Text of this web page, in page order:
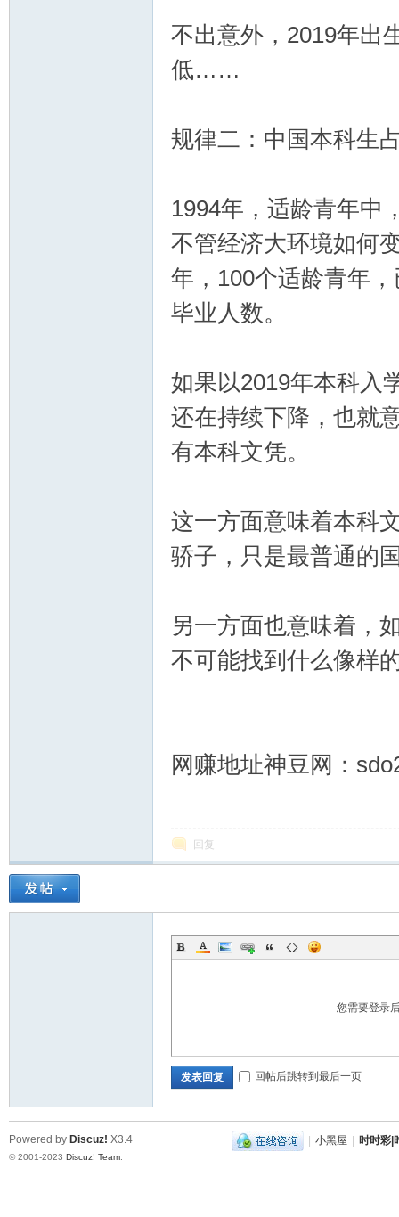
28
不出意外，2019年出
低……
规律二：中国本科生
1994年，适龄青年中
不管经济大环境如何
年，100个适龄青年
毕业人数。
如果以2019年本科入
还在持续下降，也就
有本科文凭。
这一方面意味着本科
骄子，只是最普通的
另一方面也意味着，
不可能找到什么像样
网赚地址神豆网：
回复
您需要登录
发表回复 回帖后跳转到最后一页
| 小黑屋 | 时时彩|
Powered by Discuz! X3.4
© 2001-2023 Discuz! Team